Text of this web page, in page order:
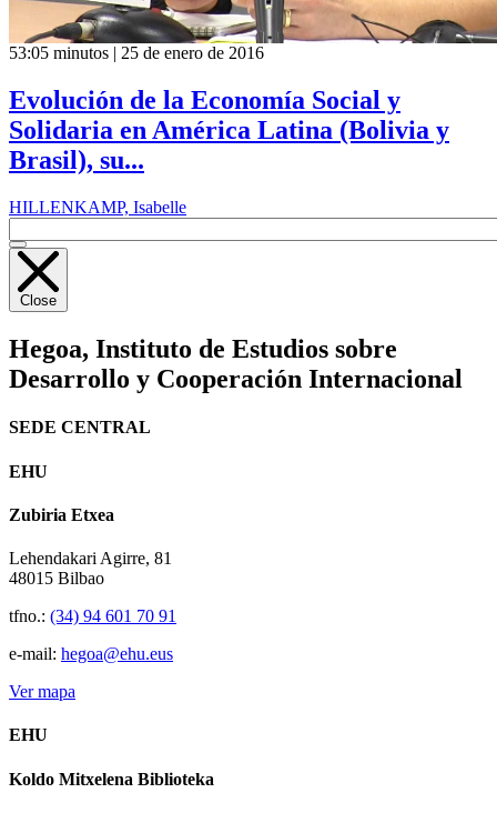
53:05 minutos | 25 de enero de 2016
Evolución de la Economía Social y
Solidaria en América Latina (Bolivia y
Brasil), su...
HILLENKAMP, Isabelle
Close
Hegoa, Instituto de Estudios sobre
Desarrollo y Cooperación Internacional
SEDE CENTRAL
EHU
Zubiria Etxea
Lehendakari Agirre, 81
48015 Bilbao
tfno.: (34) 94 601 70 91
e-mail: hegoa@ehu.eus
Ver mapa
EHU
Koldo Mitxelena Biblioteka